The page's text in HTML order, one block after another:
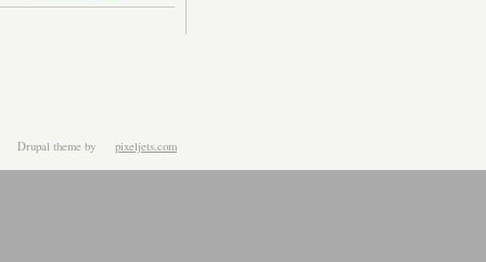
Drupal theme by pixeljets.com